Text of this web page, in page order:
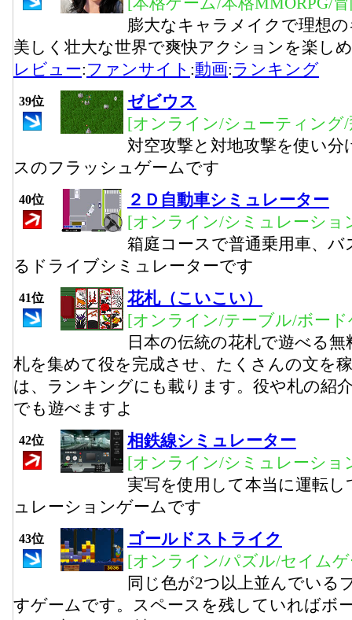
膨大なキャラメイクで理想
美しく壮大な世界で爽快アクションを楽し
レビュー:ファンサイト :動画:ランキング
39位
ゼビウス
[オンライン/シューティング
対空攻撃と対地攻撃を使い
スのフラッシュゲームです
40位
２Ｄ自動車シミュレーター
[オンライン/シミュレーショ
箱庭コースで普通乗用車、
るドライブシミュレーターです
41位
花札（こいこい）
[オンライン/テーブル/ボー
日本の伝統の花札で遊べる
札を集めて役を完成させ、たくさんの文を
は、ランキングにも載ります。役や札の紹
でも遊べますよ
42位
相鉄線シミュレーター
[オンライン/シミュレーショ
実写を使用して本当に運転
ュレーションゲームです
43位
ゴールドストライク
[オンライン/パズル/セイム
同じ色が2つ以上並んでいる
すゲームです。スペースを残していればボ